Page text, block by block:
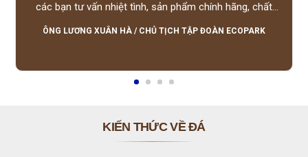
các bạn tư vấn nhiệt tình, sản phẩm chính hãng, chất
lượng tốt, giá hợp lý, hỗ trợ tận tình.
ÔNG LƯƠNG XUÂN HÀ / CHỦ TỊCH TẬP ĐOÀN ECOPARK
KIẾN THỨC VỀ ĐÁ